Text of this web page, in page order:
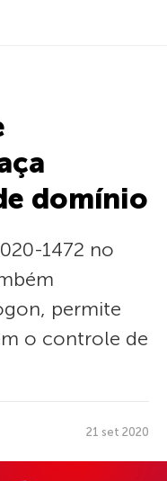
da Kaspersky
domínio
1472 no
permite
o controle de
21 set 2020